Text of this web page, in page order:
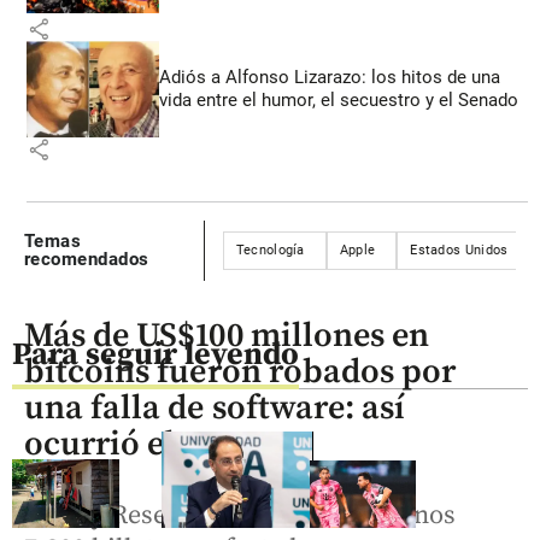
share
Adiós a Alfonso Lizarazo: los hitos de una
vida entre el humor, el secuestro y el Senado
share
Temas
recomendados
Tecnología Apple Estados Unidos
Para seguir leyendo
Más de US$100 millones en
bitcoins fueron robados por
una falla de software: así
ocurrió el ataque
Galaxy Research identificó al menos